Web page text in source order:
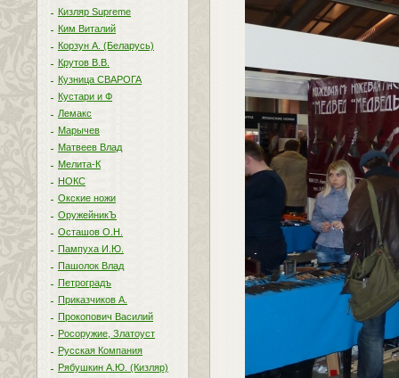
Кизляр Supreme
Ким Виталий
Корзун А. (Беларусь)
Крутов В.В.
Кузница СВАРОГА
Кустари и Ф
Лемакс
Марычев
Матвеев Влад
Мелита-К
НОКС
Окские ножи
ОружейникЪ
Осташов О.Н.
Пампуха И.Ю.
Пашолок Влад
Петроградъ
Приказчиков А.
Прокопович Василий
Росоружие, Златоуст
Русская Компания
Рябушкин А.Ю. (Кизляр)